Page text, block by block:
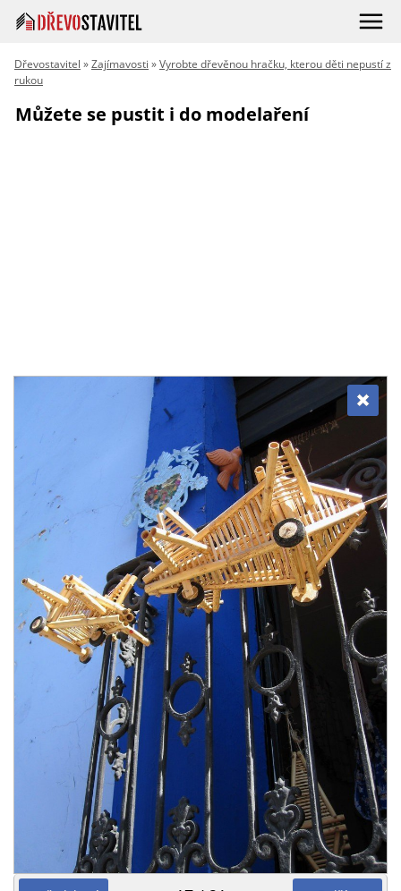
Dřevostavitel »Zajímavosti »Vyrobte dřevěnou hračku, kterou děti nepustí z
rukou
Můžete se pustit i do modelaření